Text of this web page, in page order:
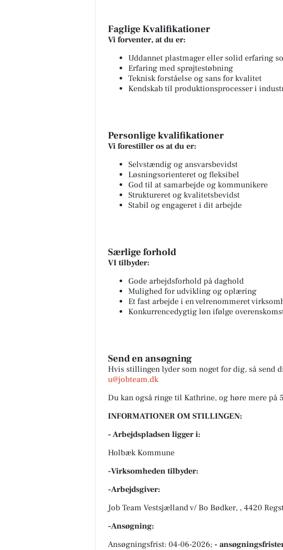
Faglige Kvalifikationer
Vi forventer, at du er:
Uddannet plastmager eller solid erfaring
Erfaring med sprøjtestøbning
Teknisk forståelse og sans for kvalitet
Kendskab til produktionsprocesser i
Personlige kvalifikationer
Vi forestiller os at du er:
Selvstændig og ansvarsbevidst
Løsningsorienteret og fleksibel
God til at samarbejde og kommunikere
Struktureret og kvalitetsbevidst
Stabil og engageret i dit arbejde
Særlige forhold
VI tilbyder:
Gode arbejdsforhold på daghold
Mulighed for udvikling og oplæring
Et fast arbejde i en velrenommeret
Konkurrencedygtig løn ifølge
Send en ansøgning
Hvis stillingen lyder som noget for dig, så send
u@jobteam.dk
Du kan også ringe til Kathrine, og høre mere på
INFORMATIONER OM STILLINGEN:
- Arbejdspladsen ligger i:
Holbæk Kommune
-Virksomheden tilbyder:
-Arbejdsgiver:
Job Team Vestsjælland v/ Bo Bødker, , 4420
-Ansøgning:
Ansøgningsfrist: 04-06-2026; -